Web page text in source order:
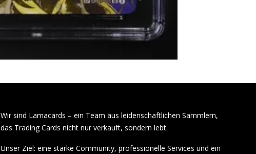
Wir sind Lamacards – ein Team aus leidenschaftlichen Sammlern,
das Trading Cards nicht nur verkauft, sondern lebt.
Unser Ziel: eine starke Community, professionelle Services und ein